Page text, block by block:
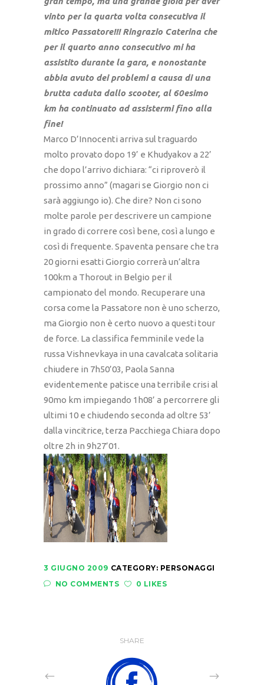
vinto per la quarta volta consecutiva il
mitico Passatore!!! Ringrazio Caterina che
per il quarto anno consecutivo mi ha
assistito durante la gara, e nonostante
abbia avuto dei problemi a causa di una
brutta caduta dallo scooter, al 60esimo
km ha continuato ad assistermi fino alla
fine!
Marco D’Innocenti arriva sul traguardo
molto provato dopo 19’ e Khudyakov a 22’
che dopo l’arrivo dichiara: “ci riproverò il
prossimo anno” (magari se Giorgio non ci
sarà aggiungo io). Che dire? Non ci sono
molte parole per descrivere un campione
in grado di correre così bene, così a lungo e
così di frequente. Spaventa pensare che tra
20 giorni esatti Giorgio correrà un’altra
100km a Thorout in Belgio per il
campionato del mondo. Recuperare una
corsa come la Passatore non è uno scherzo,
ma Giorgio non è certo nuovo a questi tour
de force. La classifica femminile vede la
russa Vishnevkaya in una cavalcata solitaria
chiudere in 7h50’03, Paola Sanna
evidentemente patisce una terribile crisi al
90mo km impiegando 1h08’ a percorrere gli
ultimi 10 e chiudendo seconda ad oltre 53’
dalla vincitrice, terza Pacchiega Chiara dopo
oltre 2h in 9h27’01.
3 GIUGNO 2009 CATEGORY: PERSONAGGI
NO COMMENTS
0 LIKES
SHARE